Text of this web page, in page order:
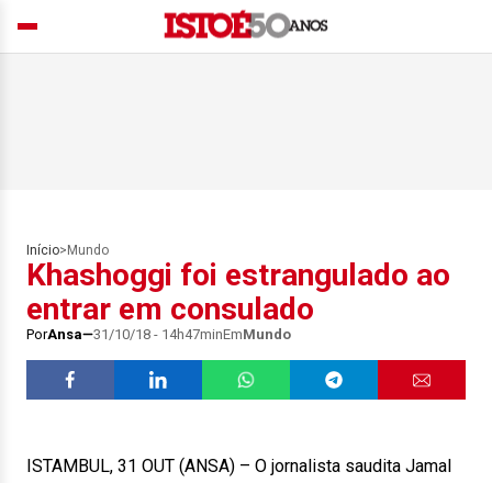
Início> Mundo
Khashoggi foi estrangulado ao
entrar em consulado
PorAnsa 31/10/18 - 14h47minEmMundo
ISTAMBUL, 31 OUT (ANSA) – O jornalista saudita Jamal